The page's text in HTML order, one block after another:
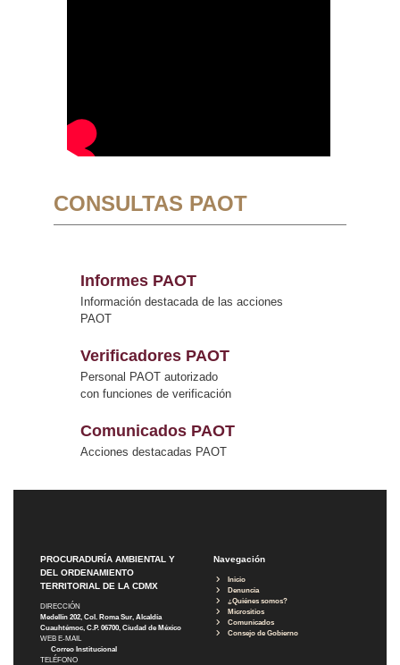
CONSULTAS PAOT
Informes PAOT
Información destacada de las acciones
PAOT
Verificadores PAOT
Personal PAOT autorizado
con funciones de verificación
Comunicados PAOT
Acciones destacadas PAOT
PROCURADURÍA AMBIENTAL Y
DEL ORDENAMIENTO
TERRITORIAL DE LA CDMX
DIRECCIÓN
Medellín 202, Col. Roma Sur, Alcaldía
Cuauhtémoc, C.P. 06700, Ciudad de México
WEB E-MAIL
Correo Institucional
TELÉFONO
Navegación
Inicio
Denuncia
¿Quiénes somos?
Micrositios
Comunicados
Consejo de Gobierno